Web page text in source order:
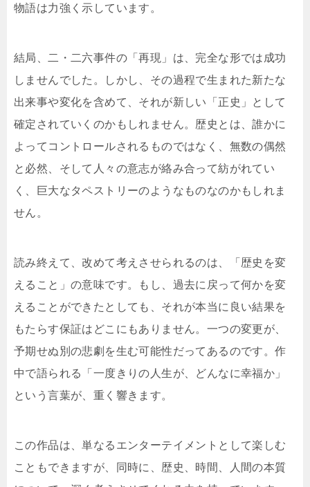
物語は力強く示しています。
結局、二・二六事件の「再現」は、完全な形では成功
しませんでした。しかし、その過程で生まれた新たな
出来事や変化を含めて、それが新しい「正史」として
確定されていくのかもしれません。歴史とは、誰かに
よってコントロールされるものではなく、無数の偶然
と必然、そして人々の意志が絡み合って紡がれてい
く、巨大なタペストリーのようなものなのかもしれま
せん。
読み終えて、改めて考えさせられるのは、「歴史を変
えること」の意味です。もし、過去に戻って何かを変
えることができたとしても、それが本当に良い結果を
もたらす保証はどこにもありません。一つの変更が、
予期せぬ別の悲劇を生む可能性だってあるのです。作
中で語られる「一度きりの人生が、どんなに幸福か」
という言葉が、重く響きます。
この作品は、単なるエンターテイメントとして楽しむ
こともできますが、同時に、歴史、時間、人間の本質